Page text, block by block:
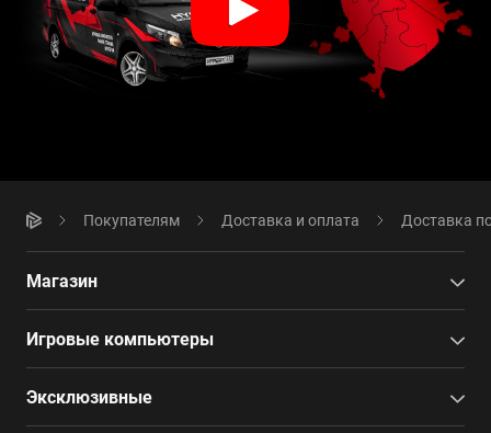
Покупателям Доставка и оплата Доставка
Магазин
Игровые компьютеры
Эксклюзивные